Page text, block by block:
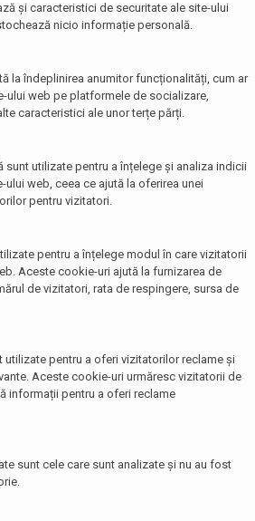
și caracteristici de securitate ale site-ului
nicio informație personală.
la îndeplinirea anumitor funcționalități, cum ar
ului web pe platformele de socializare,
caracteristici ale unor terțe părți.
sunt utilizate pentru a înțelege și analiza indicii
web, ceea ce ajută la oferirea unei
pentru vizitatori.
pentru a înțelege modul în care vizitatorii
Aceste cookie-uri ajută la furnizarea de
de vizitatori, rata de respingere, sursa de
utilizate pentru a oferi vizitatorilor reclame și
Aceste cookie-uri urmăresc vizitatorii de
informații pentru a oferi reclame
sunt cele care sunt analizate și nu au fost